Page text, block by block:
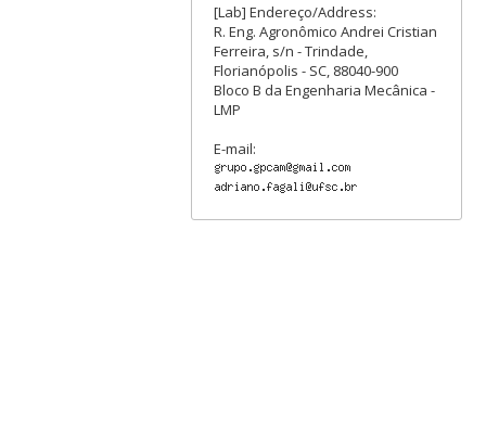
[Lab] Endereço/Address:
R. Eng. Agronômico Andrei Cristian
Ferreira, s/n - Trindade,
Florianópolis - SC, 88040-900
Bloco B da Engenharia Mecânica -
LMP
E-mail: